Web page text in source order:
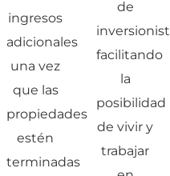
ingresos
adicionales
una vez
que las
propiedades
estén
terminadas
de
facilitando
la
posibilidad
de vivir y
trabajar